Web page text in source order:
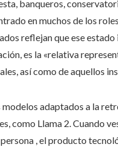
banqueros,
en muchos de los
reflejan que ese estado
es la «relativa
así como de aquellos
adaptados a la
como Llama 2. Cuando
, el producto